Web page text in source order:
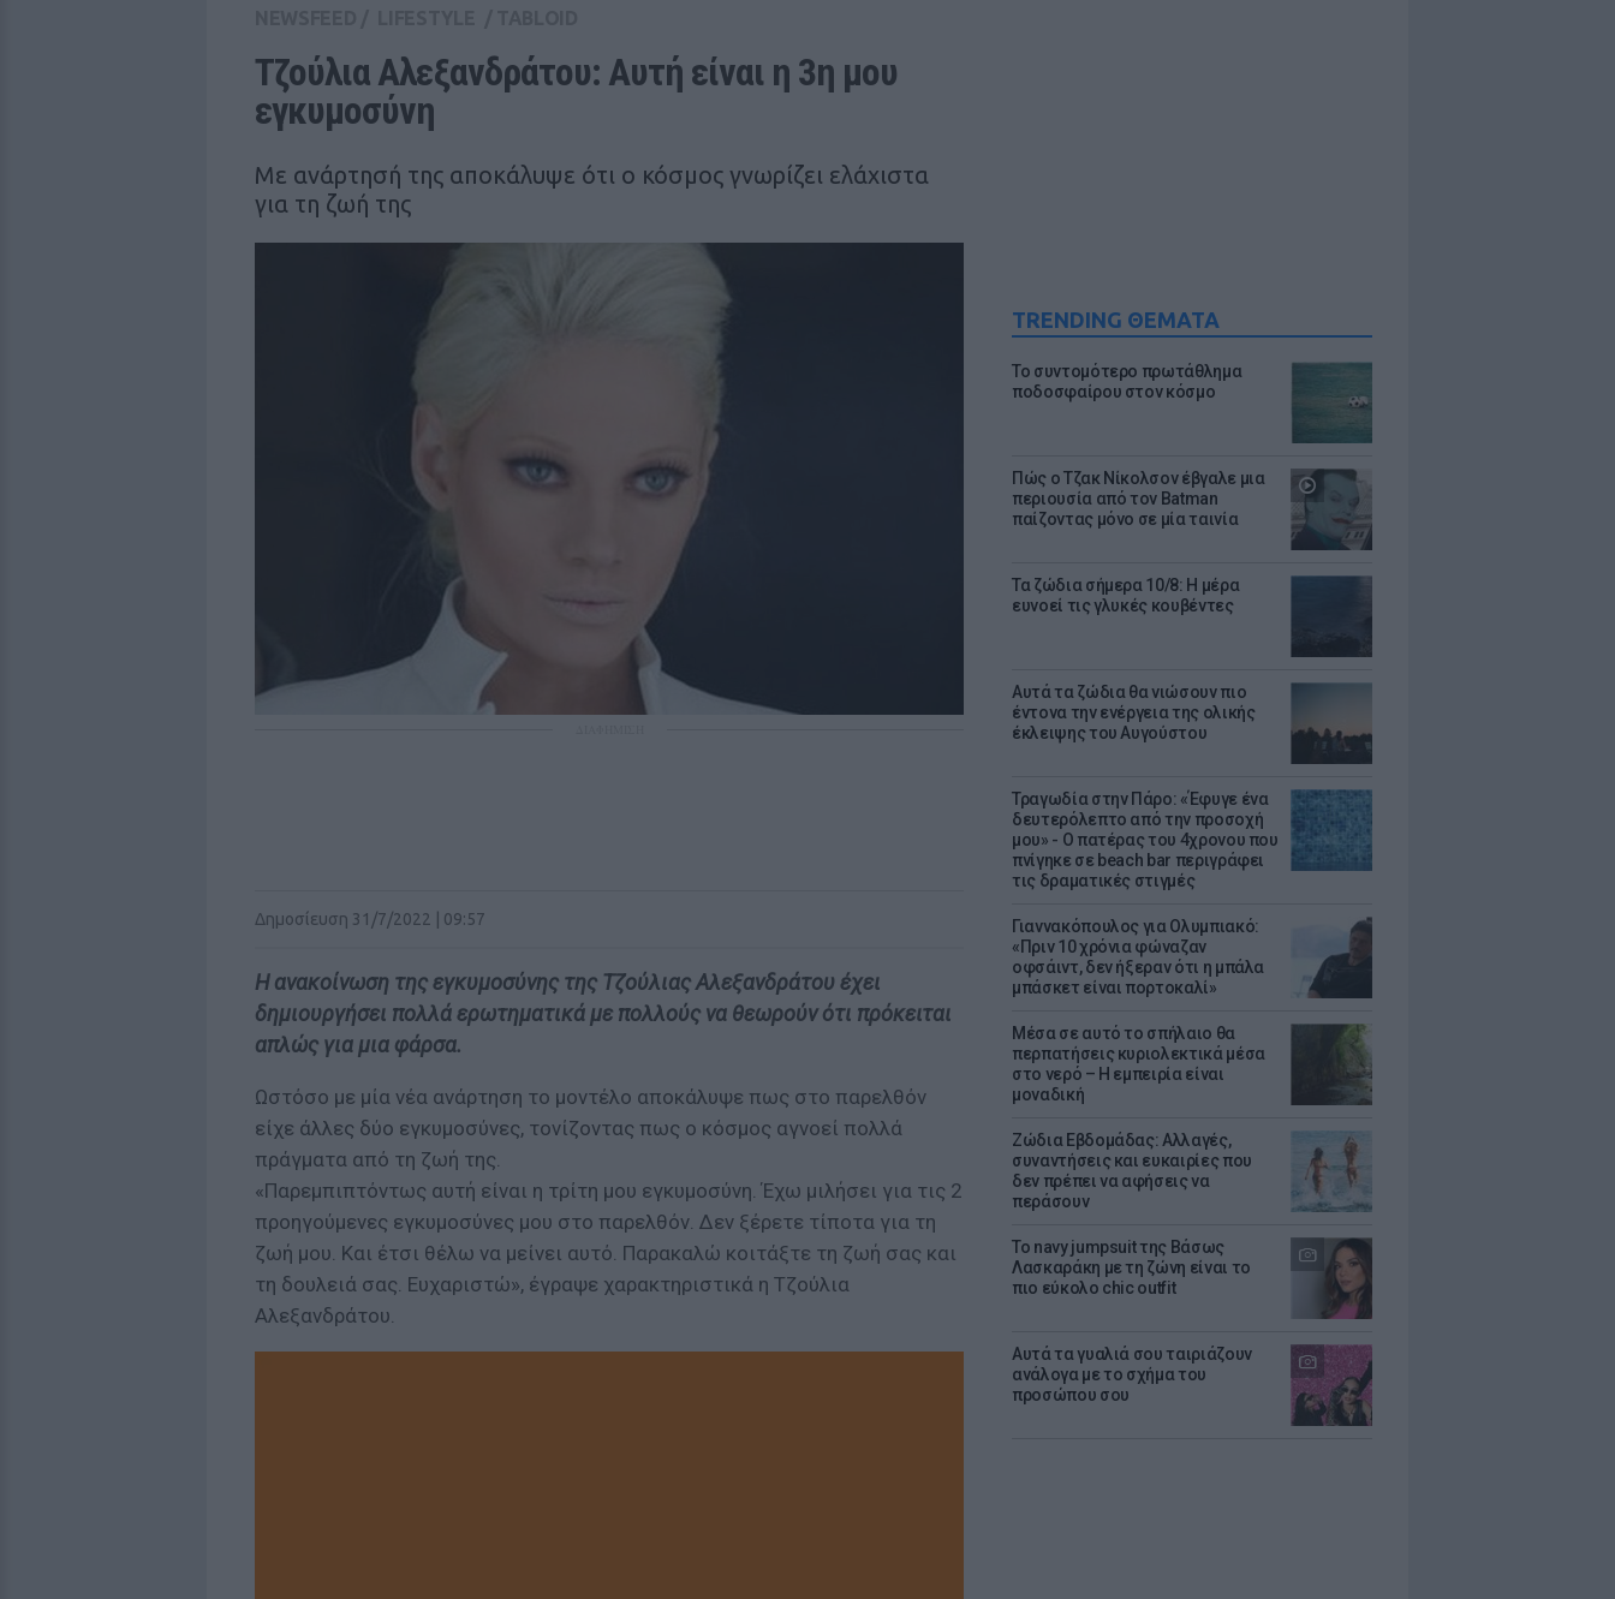
TRENDING ΘΕΜΑΤΑ
Το συντομότερο πρωτάθλημα
ποδοσφαίρου στον κόσμο
Πώς ο Τζακ Νίκολσον έβγαλε μια
περιουσία από τον Batman
παίζοντας μόνο σε μία ταινία
Τα ζώδια σήμερα 10/8: Η μέρα
ευνοεί τις γλυκές κουβέντες
Αυτά τα ζώδια θα νιώσουν πιο
έντονα την ενέργεια της ολικής
έκλειψης του Αυγούστου
Τραγωδία στην Πάρο: «Έφυγε ένα
δευτερόλεπτο από την προσοχή
μου» - Ο πατέρας του 4χρονου που
πνίγηκε σε beach bar περιγράφει
τις δραματικές στιγμές
Γιαννακόπουλος για Ολυμπιακό:
«Πριν 10 χρόνια φώναζαν
οφσάιντ, δεν ήξεραν ότι η μπάλα
μπάσκετ είναι πορτοκαλί»
Μέσα σε αυτό το σπήλαιο θα
περπατήσεις κυριολεκτικά μέσα
στο νερό – Η εμπειρία είναι
μοναδική
Ζώδια Εβδομάδας: Αλλαγές,
συναντήσεις και ευκαιρίες που
δεν πρέπει να αφήσεις να
περάσουν
Το navy jumpsuit της Βάσως
Λασκαράκη με τη ζώνη είναι το
πιο εύκολο chic outfit
Αυτά τα γυαλιά σου ταιριάζουν
ανάλογα με το σχήμα του
προσώπου σου
Τζούλια Αλεξανδράτου: Αυτή είναι η 3η μου
εγκυμοσύνη
Με ανάρτησή της αποκάλυψε ότι ο κόσμος γνωρίζει ελάχιστα
για τη ζωή της
Δημοσίευση 31/7/2022 | 09:57
Η ανακοίνωση της εγκυμοσύνης της Τζούλιας Αλεξανδράτου έχει
δημιουργήσει πολλά ερωτηματικά με πολλούς να θεωρούν ότι πρόκειται
απλώς για μια φάρσα.
Ωστόσο με μία νέα ανάρτηση το μοντέλο αποκάλυψε πως στο παρελθόν
είχε άλλες δύο εγκυμοσύνες, τονίζοντας πως ο κόσμος αγνοεί πολλά
πράγματα από τη ζωή της.
«Παρεμπιπτόντως αυτή είναι η τρίτη μου εγκυμοσύνη. Έχω μιλήσει για τις 2
προηγούμενες εγκυμοσύνες μου στο παρελθόν. Δεν ξέρετε τίποτα για τη
ζωή μου. Και έτσι θέλω να μείνει αυτό. Παρακαλώ κοιτάξτε τη ζωή σας και
τη δουλειά σας. Ευχαριστώ», έγραψε χαρακτηριστικά η Τζούλια
Αλεξανδράτου.